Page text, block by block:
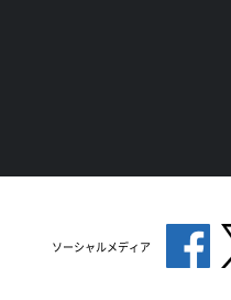
ソーシャルメディア